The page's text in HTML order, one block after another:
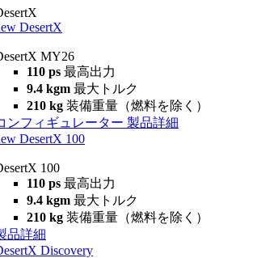
DesertX
MY26
110 ps 最高出力
9.4 kgm 最大トルク
210 kg 装備重量（燃料を除く）
ンフィギュレーター 製品詳細
DesertX 100
100
110 ps 最高出力
9.4 kgm 最大トルク
210 kg 装備重量（燃料を除く）
品詳細
Discovery